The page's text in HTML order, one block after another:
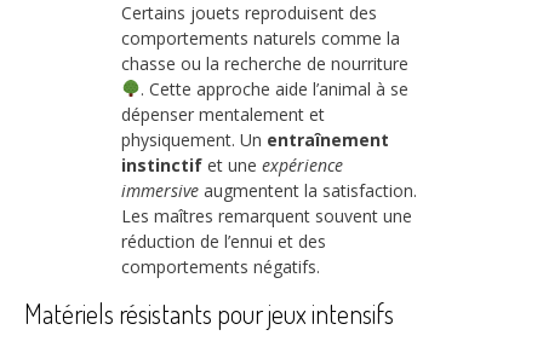
Certains jouets reproduisent des
comportements naturels comme la
chasse ou la recherche de nourriture
. Cette approche aide l’animal à se
dépenser mentalement et
physiquement. Un entraînement
instinctif et une expérience
immersive augmentent la satisfaction.
Les maîtres remarquent souvent une
réduction de l’ennui et des
comportements négatifs.
Matériels résistants pour jeux intensifs